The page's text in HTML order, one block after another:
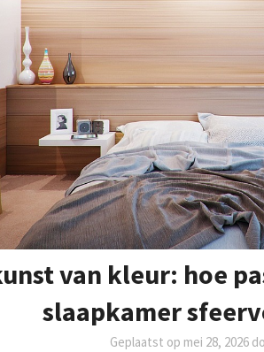
van kleur: hoe
slaapkamer
Geplaatst op mei 28, 2026